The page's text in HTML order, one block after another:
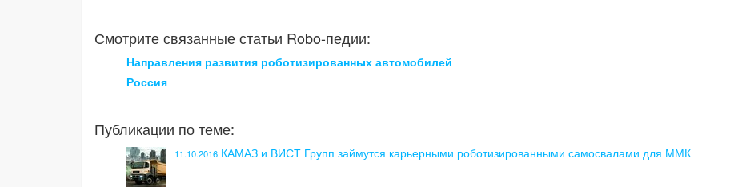
Смотрите связанные статьи Robo-педии:
Направления развития роботизированных автомобилей
Россия
Публикации по теме:
11.10.2016 КАМАЗ и ВИСТ Групп займутся карьерными роботизированными самосвалами для ММК